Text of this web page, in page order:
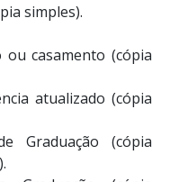
simples).
ou casamento (cópia
atualizado (cópia
Graduação (cópia